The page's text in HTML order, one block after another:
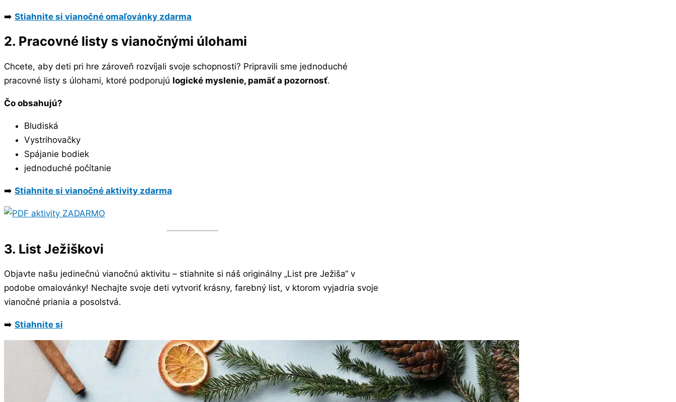
➡️ Stiahnite si vianočné omaľovánky zdarma
2. Pracovné listy s vianočnými úlohami
Chcete, aby deti pri hre zároveň rozvíjali svoje schopnosti? Pripravili sme jednoduché
pracovné listy s úlohami, ktoré podporujú logické myslenie, pamäť a pozornosť.
Čo obsahujú?
Bludiská
Vystrihovačky
Spájanie bodiek
jednoduché počítanie
➡️ Stiahnite si vianočné aktivity zdarma
3. List Ježiškovi
Objavte našu jedinečnú vianočnú aktivitu – stiahnite si náš originálny „List pre Ježiša“ v
podobe omalovánky! Nechajte svoje deti vytvoriť krásny, farebný list, v ktorom vyjadria svoje
vianočné priania a posolstvá.
➡️ Stiahnite si